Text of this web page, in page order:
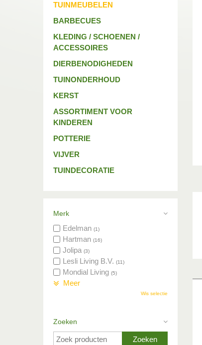
TUINMEUBELEN
BARBECUES
KLEDING / SCHOENEN /
ACCESSOIRES
DIERBENODIGHEDEN
TUINONDERHOUD
KERST
ASSORTIMENT VOOR
KINDEREN
POTTERIE
VIJVER
TUINDECORATIE
Merk
Edelman (1)
Hartman (16)
Jolipa (3)
Lesli Living B.V. (11)
Mondial Living (5)
Meer
Wis selectie
Zoeken